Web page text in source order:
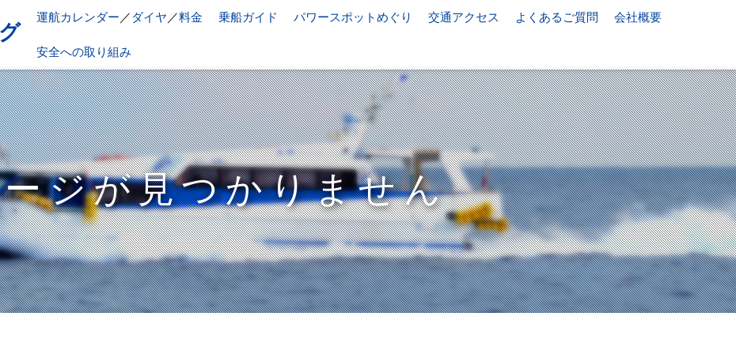
運航カレンダー ／ ダイヤ ／料金 乗船ガイド パワースポットめぐり 交通アクセス よくあるご質問 会社概要
安全への取り組み
ジが見つかりません